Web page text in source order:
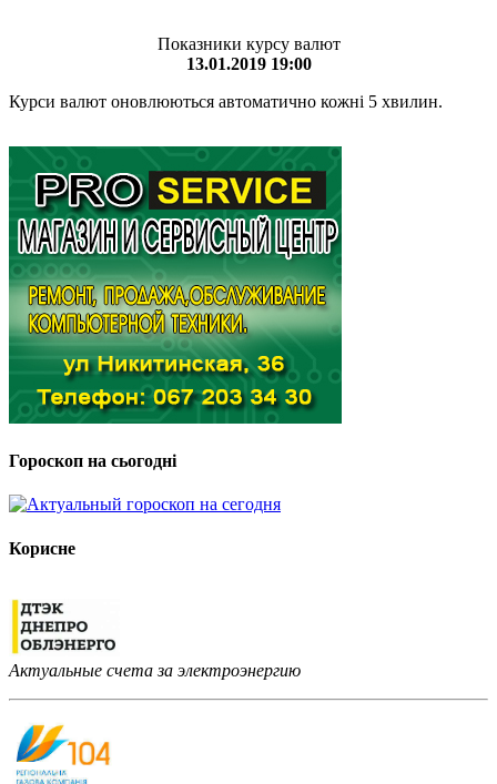
Показники курсу валют
13.01.2019 19:00
Курси валют оновлюються автоматично кожні 5 хвилин.
Гороскоп на сьогодні
Корисне
Актуальные счета за электроэнергию